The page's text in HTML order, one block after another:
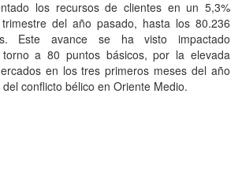
los recursos de clientes en un 5,3%
del año pasado, hasta los 80.236
Este avance se ha visto impactado
torno a 80 puntos básicos, por la elevada
en los tres primeros meses del año
conflicto bélico en Oriente Medio.